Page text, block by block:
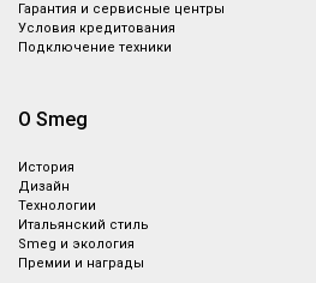
Гарантия и сервисные центры
Условия кредитования
Подключение техники
О Smeg
История
Дизайн
Технологии
Итальянский стиль
Smeg и экология
Премии и награды